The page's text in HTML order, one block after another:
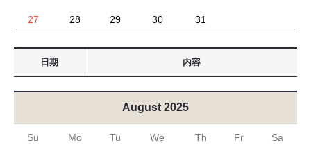
27 28 29 30 31
日期 内容
August 2025
Su Mo Tu We Th Fr Sa